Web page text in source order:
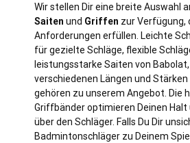
Wir stellen Dir eine breite Auswahl
Saiten und Griffen zur Verfügung,
Anforderungen erfüllen. Leichte
für gezielte Schläge, flexible
leistungsstarke Saiten von Babolat,
verschiedenen Längen und
gehören zu unserem Angebot. Die
Griffbänder optimieren Deinen Halt
über den Schläger. Falls Du Dir
Badmintonschläger zu Deinem